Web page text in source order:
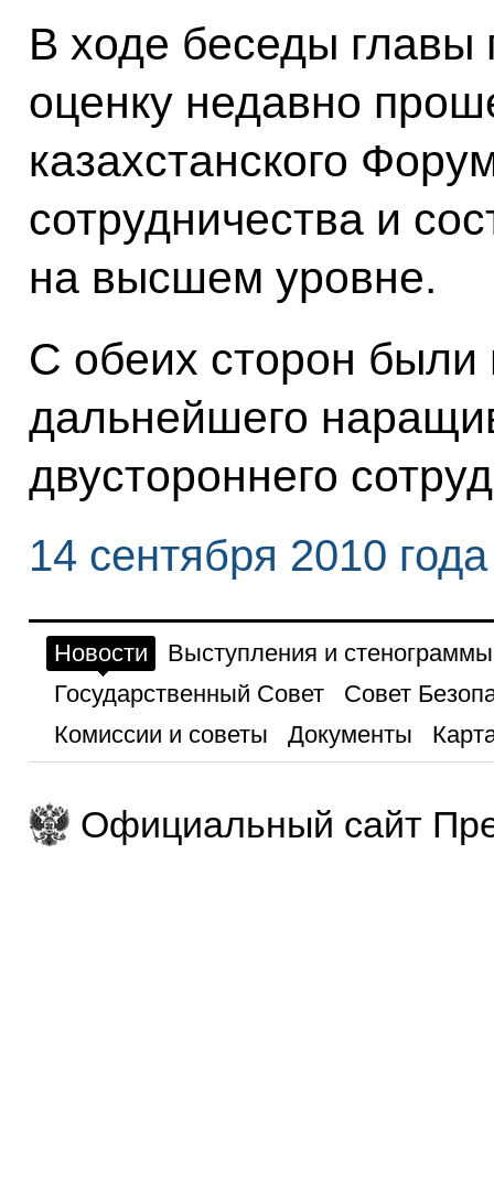
В ходе беседы главы
оценку недавно
казахстанского
сотрудничества и
на высшем уровне.
С обеих сторон
дальнейшего
двустороннего
14 сентября 2010 года
Новости
Выступления и стенограммы
Государственный Совет
Совет
Комиссии и советы
Документы
Официальный сайт